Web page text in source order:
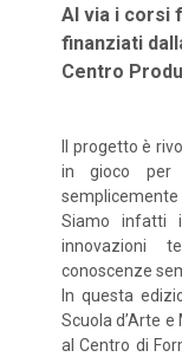
Al via i corsi
finanziati
Centro
Il progetto è
in gioco per
semplicemente
Siamo infatti
innovazioni
conoscenze
In questa
Scuola d’Arte
al Centro di